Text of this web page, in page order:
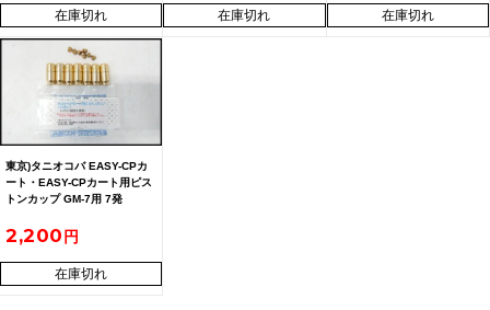
在庫切れ 在庫切れ 在庫切れ
東京)タニオコバ EASY-CPカ
ート・EASY-CPカート用ピス
トンカップ GM-7用 7発
2,200
在庫切れ